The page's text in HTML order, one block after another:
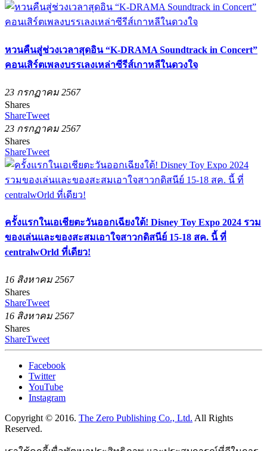
หวนคืนสู่ช่วงเวลาสุดอิน “K-DRAMA Soundtrack in Concert”
คอนเสิร์ตเพลงบรรเลงเหล่าซีรีส์เกาหลีในดวงใจ
23 กรกฏาคม 2567
Shares
ShareTweet
23 กรกฏาคม 2567
Shares
ShareTweet
ครั้งแรกในเอเชียตะวันออกเฉียงใต้! Disney Toy Expo 2024 รวม
ของเล่นและของสะสมเอาใจสาวกดิสนีย์ 15-18 สค. นี้ ที่
centralwOrld ที่เดียว!
16 สิงหาคม 2567
Shares
ShareTweet
16 สิงหาคม 2567
Shares
ShareTweet
Facebook
Twitter
YouTube
Instagram
Copyright © 2016. The Zero Publishing Co., Ltd. All Rights
Reserved.